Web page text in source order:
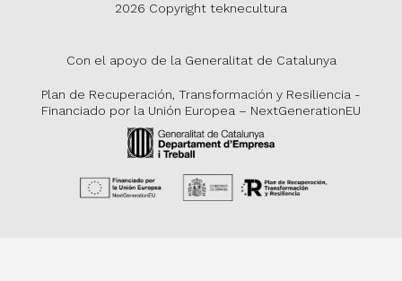
2026 Copyright teknecultura
Con el apoyo de la Generalitat de Catalunya
Plan de Recuperación, Transformación y Resiliencia -
Financiado por la Unión Europea – NextGenerationEU